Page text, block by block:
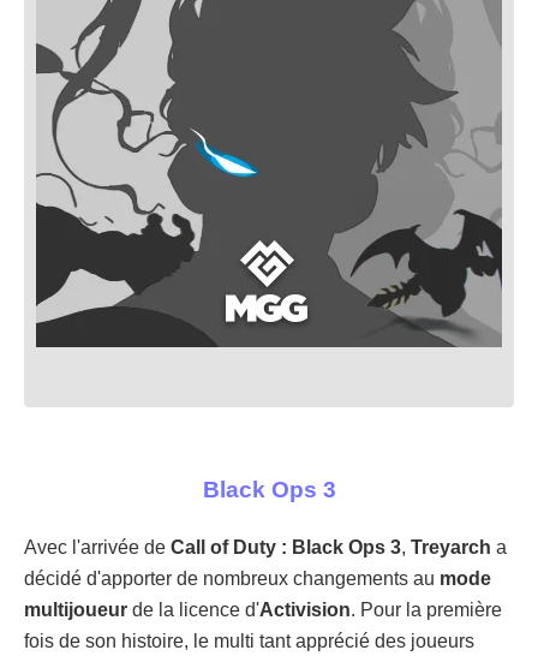
Black Ops 3
Avec l'arrivée de Call of Duty : Black Ops 3, Treyarch a
décidé d'apporter de nombreux changements au mode
multijoueur de la licence d'Activision. Pour la première
fois de son histoire, le multi tant apprécié des joueurs